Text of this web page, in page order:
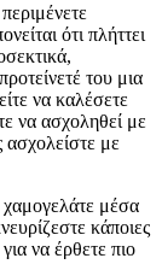
ότι πλήττει
του μια
να καλέσετε
να ασχοληθεί με
ασχολείστε με
χαμογελάτε μέσα
κάποιες
να έρθετε πιο